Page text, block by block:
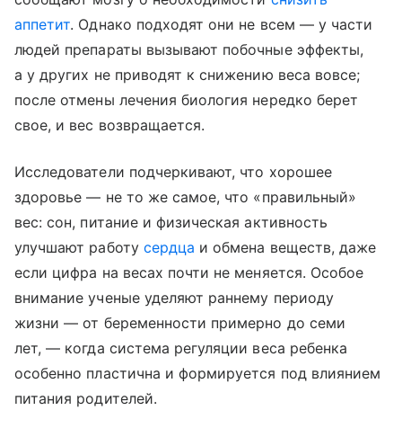
аппетит. Однако подходят они не всем — у части
людей препараты вызывают побочные эффекты,
а у других не приводят к снижению веса вовсе;
после отмены лечения биология нередко берет
свое, и вес возвращается.
Исследователи подчеркивают, что хорошее
здоровье — не то же самое, что «правильный»
вес: сон, питание и физическая активность
улучшают работу сердца и обмена веществ, даже
если цифра на весах почти не меняется. Особое
внимание ученые уделяют раннему периоду
жизни — от беременности примерно до семи
лет, — когда система регуляции веса ребенка
особенно пластична и формируется под влиянием
питания родителей.